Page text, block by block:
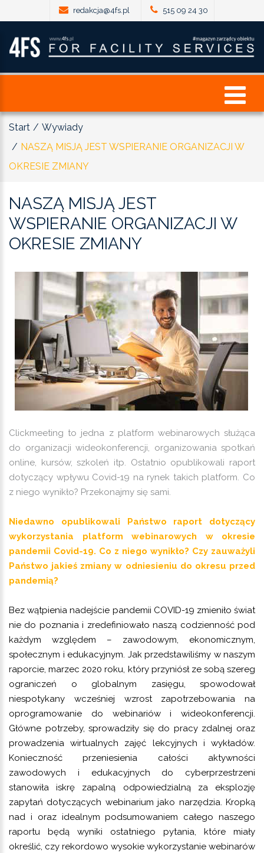
redakcja@4fs.pl 515 09 24 30
Start
Wywiady
NASZĄ MISJĄ JEST WSPIERANIE ORGANIZACJI W
OKRESIE ZMIANY
NASZĄ MISJĄJEST
WSPIERANIE ORGANIZACJI W
OKRESIE ZMIANY
Clickmeeting to jedna z platform webinarowych służąca
do organizacji wideokonferencji, organizowania spotkań
online, kursów, szkoleń itp. Ostatnio opublikowali raport
dotyczący wpływu Covid-19 na rynek takich platform. Co
z niego wynikło? Przekonajmy się sami.
Niedawno opublikowali Państwo raport dotyczący
wykorzystania platform webinarowych w okresie
pandemii Covid-19. Co z niego wynikło? Czy zauważyli
Państwo jakieś zmiany w odniesieniu do okresu przed
pandemią?
Bez wątpienia nadejście pandemii COVID-19 zmieniło świat
nie do poznania i zredefiniowało naszą codzienność pod
każdym względem – zawodowym, ekonomicznym,
społecznym i edukacyjnym. Jak przedstawiliśmy w naszym
raporcie, marzec 2020 roku, który przyniósł ze sobą szereg
ograniczeń o globalnym zasięgu, spowodował
niespotykany wcześniej wzrost zapotrzebowania na
oprogramowanie do webinariów i wideokonferencji.
Główne potrzeby, sprowadziły się do pracy zdalnej oraz
prowadzenia wirtualnych zajęć lekcyjnych i wykładów.
Konieczność przeniesienia całości aktywności
zawodowych i edukacyjnych do cyberprzestrzeni
stanowiła iskrę zapalną odpowiedzialną za eksplozję
zapytań dotyczących webinarium jako narzędzia. Kropką
nad i oraz idealnym podsumowaniem całego naszego
raportu będą wyniki ostatniego pytania, które miały
określić, czy rekordowo wysokie wykorzystanie webinarów